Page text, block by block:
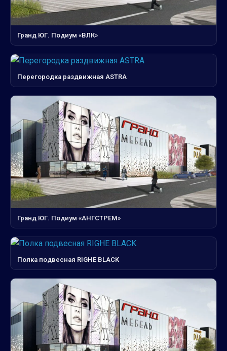
Гранд ЮГ. Подиум «ВЛК»
Перегородка раздвижная ASTRA
Гранд ЮГ. Подиум «АНГСТРЕМ»
Полка подвесная RIGHE BLACK